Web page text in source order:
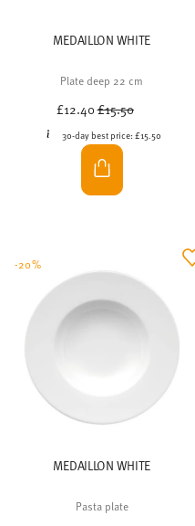
MEDAILLON WHITE
Plate deep 22 cm
£12.40Price reduced from
£15.50
30-day best price:£15.50
MEDAILLON WHITE
Pasta plate
-20%